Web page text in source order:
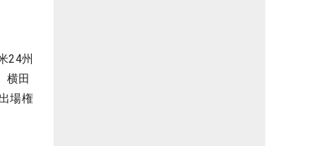
24州
横田
場権